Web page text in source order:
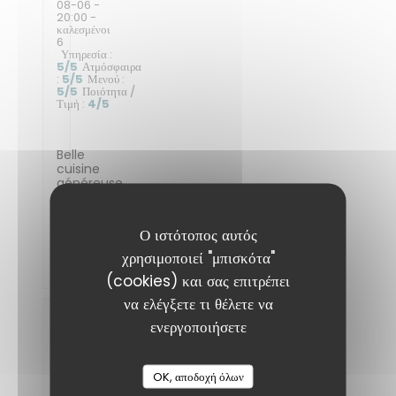
Ο ιστότοπος αυτός
χρησιμοποιεί "μπισκότα"
(cookies) και σας επιτρέπει
να ελέγξετε τι θέλετε να
ενεργοποιήσετε
OK, αποδοχή όλων
08-06 -
20:00 -
καλεσμένοι
6
Υπηρεσία :
5/5 Ατμόσφαιρα
: 5/5 Μενού :
5/5 Ποιότητα /
Τιμή : 4/5
Belle
cuisine
généreuse
bienveillante